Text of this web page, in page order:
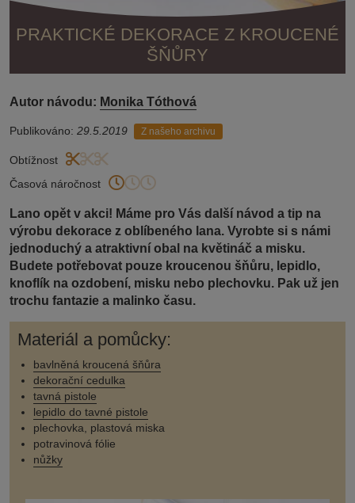
PRAKTICKÉ DEKORACE Z KROUCENÉ
ŠŇŮRY
Autor návodu: Monika Tóthová
Publikováno: 29.5.2019 Z našeho archivu
Obtížnost
Časová náročnost
Lano opět v akci! Máme pro Vás další návod a tip na
výrobu dekorace z oblíbeného lana. Vyrobte si s námi
jednoduchý a atraktivní obal na květináč a misku.
Budete potřebovat pouze kroucenou šňůru, lepidlo,
knoflík na ozdobení, misku nebo plechovku. Pak už jen
trochu fantazie a malinko času.
Materiál a pomůcky:
bavlněná kroucená šňůra
dekorační cedulka
tavná pistole
lepidlo do tavné pistole
plechovka, plastová miska
potravinová fólie
nůžky